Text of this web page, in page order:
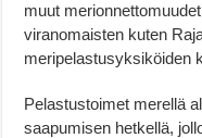
muut
viranomaisten kuten
meripelastusyksiköiden
Pelastustoimet merellä
saapumisen hetkellä,